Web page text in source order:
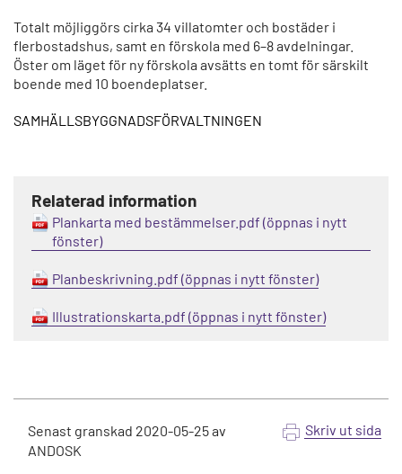
Totalt möjliggörs cirka 34 villatomter och bostäder i
flerbostadshus, samt en förskola med 6–8 avdelningar.
Öster om läget för ny förskola avsätts en tomt för särskilt
boende med 10 boendeplatser.
SAMHÄLLSBYGGNADSFÖRVALTNINGEN
Relaterad information
Plankarta med bestämmelser.pdf
Planbeskrivning.pdf
Illustrationskarta.pdf
Senast granskad 2020-05-25av
ANDOSK
Skriv ut sida